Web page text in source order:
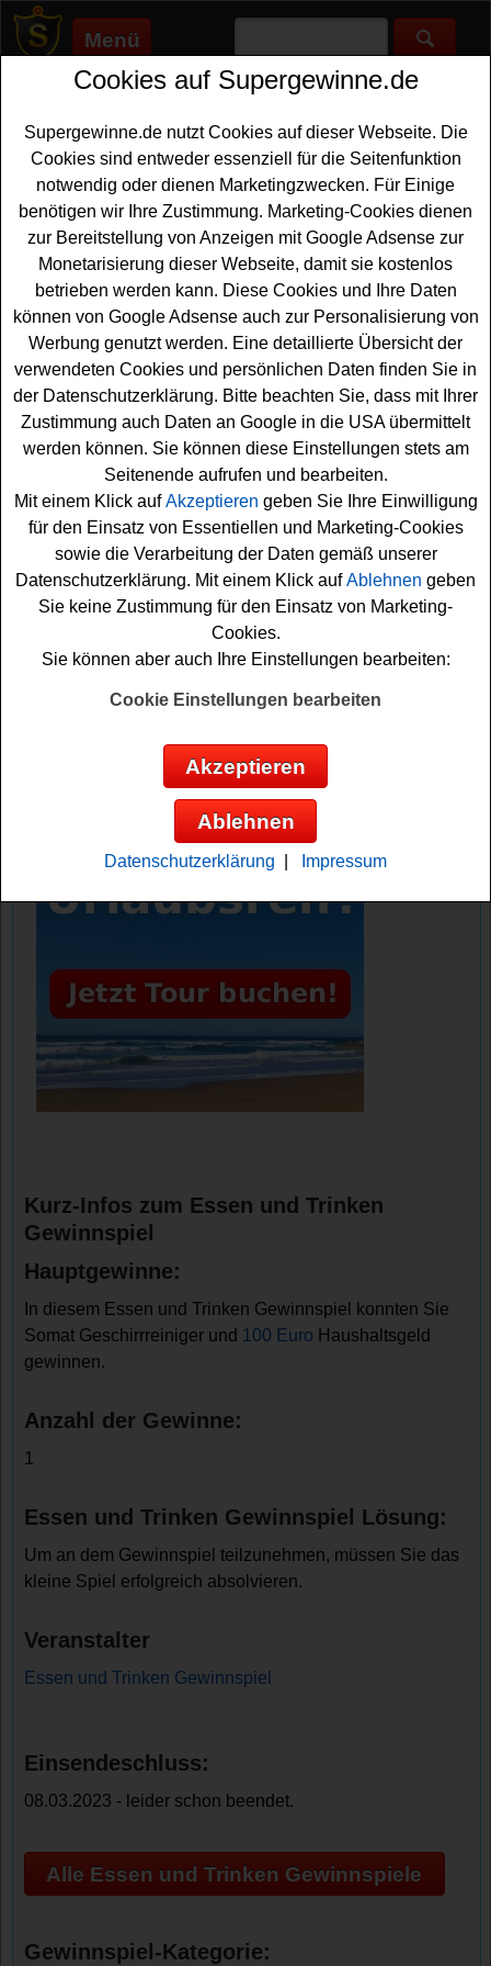
Menü
Supergewinne.de>Gewinnspiele>Bargeld Gewinnspiele>
Anzeige:
Anzeige:
Essen und Trinken Gewinnspiel -
Somat Geschirreiniger und Geld
gewinnen
Ein kostenloses Essen und Trinken Gewinnspiel für alle,
die gernGeld gewinnenmöchten. Essen und Trinken
verlost Somat Geschirrreiniger und 100 Euro
Haushaltsgeld und mit etwas Glück können Sie das
Produktset und das Geld gewinnen. Falls Sie sich die
schöne Gewinnchance sichern möchten, sollten Sie
gleich das kleineSpielerfolgreich absolvieren und
können danach das Formular ausfüllen. Vielleicht klappt
es ja? Zumindest sind die Daumen schon einmal fest
gedrückt. Viel Erfolg!
Essen und Trinken verlost Somat
Geschirrreiniger und 100 Euro
Anzeige:
Kurz-Infos zum Essen und Trinken
Gewinnspiel
Hauptgewinne:
In diesem Essen und Trinken Gewinnspiel konnten Sie
Somat Geschirrreiniger und 100 Euro Haushaltsgeld
gewinnen.
Anzahl der Gewinne:
1
Essen und Trinken Gewinnspiel Lösung:
Um an dem Gewinnspiel teilzunehmen, müssen Sie das
kleine Spiel erfolgreich absolvieren.
Veranstalter
Essen und Trinken Gewinnspiel
Einsendeschluss:
08.03.2023 - leider schon beendet.
Alle Essen und Trinken Gewinnspiele
Gewinnspiel-Kategorie:
Cookies auf Supergewinne.de
Supergewinne.de nutzt Cookies auf dieser Webseite. Die
Cookies sind entweder essenziell für die Seitenfunktion
notwendig oder dienen Marketingzwecken. Für Einige
benötigen wir Ihre Zustimmung. Marketing-Cookies dienen
zur Bereitstellung von Anzeigen mit Google Adsense zur
Monetarisierung dieser Webseite, damit sie kostenlos
betrieben werden kann. Diese Cookies und Ihre Daten
können von Google Adsense auch zur Personalisierung von
Werbung genutzt werden. Eine detaillierte Übersicht der
verwendeten Cookies und persönlichen Daten finden Sie in
der Datenschutzerklärung. Bitte beachten Sie, dass mit Ihrer
Zustimmung auch Daten an Google in die USA übermittelt
werden können. Sie können diese Einstellungen stets am
Seitenende aufrufen und bearbeiten.
Mit einem Klick aufAkzeptieren geben Sie Ihre Einwilligung
für den Einsatz von Essentiellen und Marketing-Cookies
sowie die Verarbeitung der Daten gemäß unserer
Datenschutzerklärung. Mit einem Klick aufAblehnen geben
Sie keine Zustimmung für den Einsatz von Marketing-
Cookies.
Sie können aber auch Ihre Einstellungen bearbeiten:
Cookie Einstellungen bearbeiten
Akzeptieren
Ablehnen
Datenschutzerklärung Impressum